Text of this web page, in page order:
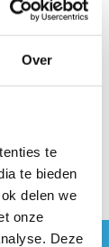
Over
te
te bieden
delen we
onze
Deze
zorg je